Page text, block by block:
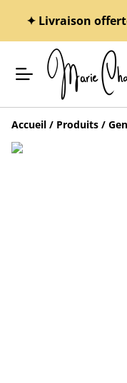
✦ Livraison
Accueil / Produits /